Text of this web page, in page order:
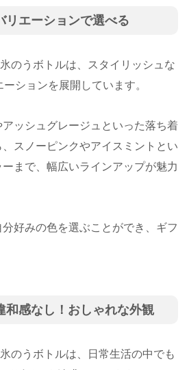
リエーションで選べる
のうボトルは、スタイリッシュな
ションを展開しています。
ッシュグレージュといった落ち着
スノーピンクやアイスミントとい
まで、幅広いラインアップが魅力
好みの色を選ぶことができ、ギフ
和感なし！おしゃれな外観
のうボトルは、日常生活の中でも